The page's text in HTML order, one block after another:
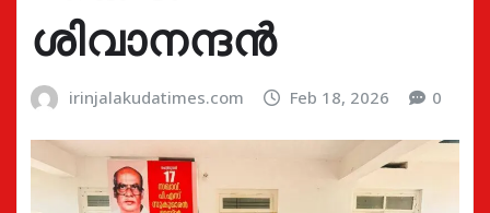
ശിവാനന്ദൻ
irinjalakudatimes.com Feb 18, 2026 0